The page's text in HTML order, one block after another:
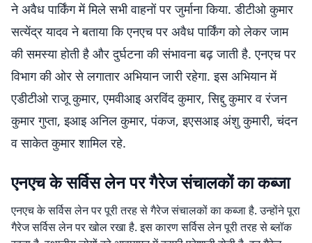
ने अवैध पार्किंग में मिले सभी वाहनों पर जुर्माना किया. डीटीओ कुमार
सत्येंद्र यादव ने बताया कि एनएच पर अवैध पार्किंग को लेकर जाम
की समस्या होती है और दुर्घटना की संभावना बढ़ जाती है. एनएच पर
विभाग की ओर से लगातार अभियान जारी रहेगा. इस अभियान में
एडीटीओ राजू कुमार, एमवीआइ अरविंद कुमार, सिद्दु कुमार व रंजन
कुमार गुप्ता, इआइ अनिल कुमार, पंकज, इएसआइ अंशु कुमारी, चंदन
व साकेत कुमार शामिल रहे.
एनएच के सर्विस लेन पर गैरेज संचालकों का कब्जा
एनएच के सर्विस लेन पर पूरी तरह से गैरेज संचालकों का कब्जा है. उन्होंने पूरा
गैरेज सर्विस लेन पर खोल रखा है. इस कारण सर्विस लेन पूरी तरह से ब्लॉक